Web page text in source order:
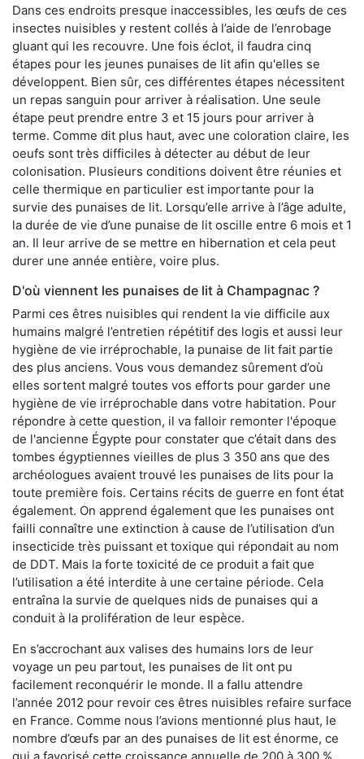
Dans ces endroits presque inaccessibles, les œufs de ces
insectes nuisibles y restent collés à l’aide de l’enrobage
gluant qui les recouvre. Une fois éclot, il faudra cinq
étapes pour les jeunes punaises de lit afin qu'elles se
développent. Bien sûr, ces différentes étapes nécessitent
un repas sanguin pour arriver à réalisation. Une seule
étape peut prendre entre 3 et 15 jours pour arriver à
terme. Comme dit plus haut, avec une coloration claire, les
oeufs sont très difficiles à détecter au début de leur
colonisation. Plusieurs conditions doivent être réunies et
celle thermique en particulier est importante pour la
survie des punaises de lit. Lorsqu’elle arrive à l’âge adulte,
la durée de vie d’une punaise de lit oscille entre 6 mois et 1
an. Il leur arrive de se mettre en hibernation et cela peut
durer une année entière, voire plus.
D'où viennent les punaises de lit à Champagnac ?
Parmi ces êtres nuisibles qui rendent la vie difficile aux
humains malgré l’entretien répétitif des logis et aussi leur
hygiène de vie irréprochable, la punaise de lit fait partie
des plus anciens. Vous vous demandez sûrement d’où
elles sortent malgré toutes vos efforts pour garder une
hygiène de vie irréprochable dans votre habitation. Pour
répondre à cette question, il va falloir remonter l'époque
de l'ancienne Égypte pour constater que c’était dans des
tombes égyptiennes vieilles de plus 3 350 ans que des
archéologues avaient trouvé les punaises de lits pour la
toute première fois. Certains récits de guerre en font état
également. On apprend également que les punaises ont
failli connaître une extinction à cause de l’utilisation d’un
insecticide très puissant et toxique qui répondait au nom
de DDT. Mais la forte toxicité de ce produit a fait que
l’utilisation a été interdite à une certaine période. Cela
entraîna la survie de quelques nids de punaises qui a
conduit à la prolifération de leur espèce.
En s’accrochant aux valises des humains lors de leur
voyage un peu partout, les punaises de lit ont pu
facilement reconquérir le monde. Il a fallu attendre
l’année 2012 pour revoir ces êtres nuisibles refaire surface
en France. Comme nous l’avions mentionné plus haut, le
nombre d’œufs par an des punaises de lit est énorme, ce